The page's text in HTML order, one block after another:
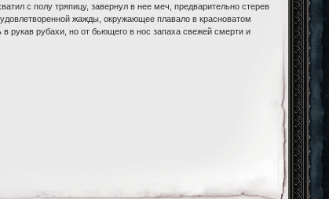
с полу тряпицу, завернул в нее меч, предварительно стерев
жажды, окружающее плавало в красноватом
рукав рубахи, но от бьющего в нос запаха свежей смерти и